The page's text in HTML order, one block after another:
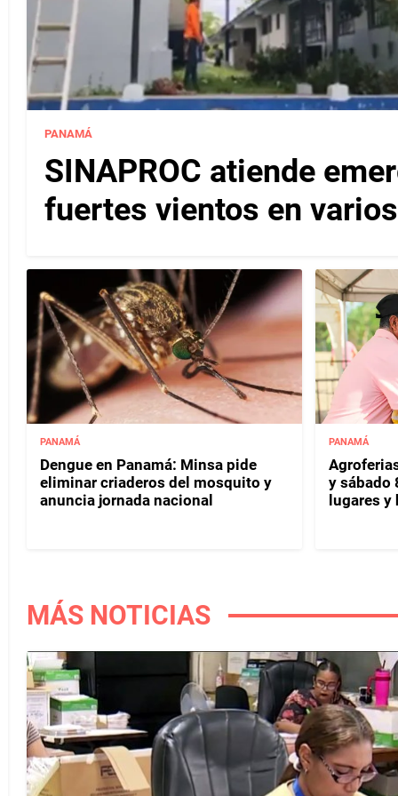
PANAMÁ
SINAPROC atiende
fuertes vientos en
PANAMÁ
Dengue en Panamá: Minsa pide
eliminar criaderos del mosquito y
anuncia jornada nacional
PANAMÁ
y sábado
lugares y
MÁS NOTICIAS